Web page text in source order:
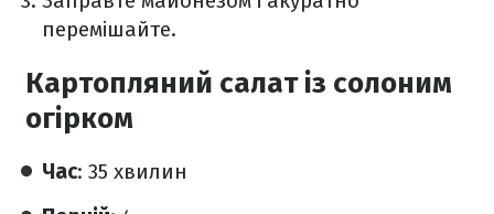
перемішайте.
Картопляний салат із солоним
огірком
Час: 35 хвилин